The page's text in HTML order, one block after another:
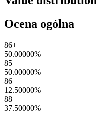
Ocena ogólna
86+
50.00000%
85
50.00000%
86
12.50000%
88
37.50000%